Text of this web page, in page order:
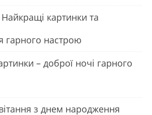
картинки та
гарного настрою
– доброї ночі гарного
з днем народження